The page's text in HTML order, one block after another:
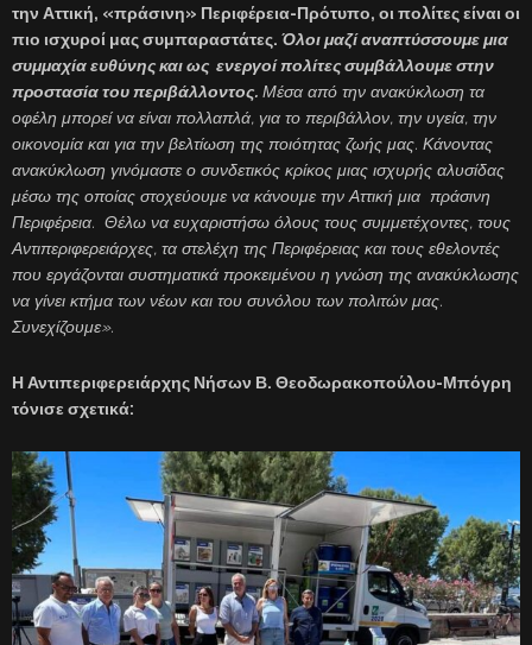
την Αττική, «πράσινη» Περιφέρεια-Πρότυπο, οι πολίτες είναι οι
πιο ισχυροί μας συμπαραστάτες. Όλοι μαζί αναπτύσσουμε μια
συμμαχία ευθύνης και ως ενεργοί πολίτες συμβάλλουμε στην
προστασία του περιβάλλοντος. Μέσα από την ανακύκλωση τα
οφέλη μπορεί να είναι πολλαπλά, για το περιβάλλον, την υγεία, την
οικονομία και για την βελτίωση της ποιότητας ζωής μας. Κάνοντας
ανακύκλωση γινόμαστε ο συνδετικός κρίκος μιας ισχυρής αλυσίδας
μέσω της οποίας στοχεύουμε να κάνουμε την Αττική μια πράσινη
Περιφέρεια. Θέλω να ευχαριστήσω όλους τους συμμετέχοντες, τους
Αντιπεριφερειάρχες, τα στελέχη της Περιφέρειας και τους εθελοντές
που εργάζονται συστηματικά προκειμένου η γνώση της ανακύκλωσης
να γίνει κτήμα των νέων και του συνόλου των πολιτών μας.
Συνεχίζουμε».
Η Αντιπεριφερειάρχης Νήσων Β. Θεοδωρακοπούλου-Μπόγρη
τόνισε σχετικά: